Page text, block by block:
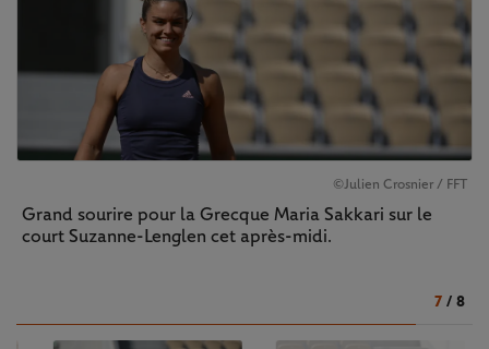
©Julien Crosnier / FFT
Grand sourire pour la Grecque Maria Sakkari sur le
court Suzanne-Lenglen cet après-midi.
7 / 8